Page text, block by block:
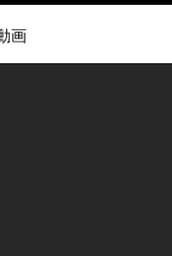
画